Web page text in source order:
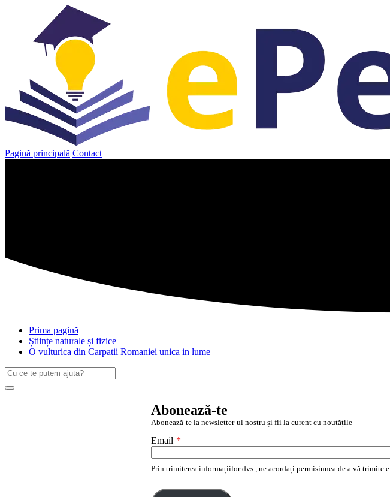
Pagină principală Contact
Prima pagină
Științe naturale și fizice
O vulturica din Carpatii Romaniei unica in lume
Caută
după:
Search
Abonează-te
Abonează-te la newsletter-ul nostru și fii la curent cu noutățile
Email *
Prin trimiterea informațiilor dvs., ne acordați permisiunea de a vă trimite